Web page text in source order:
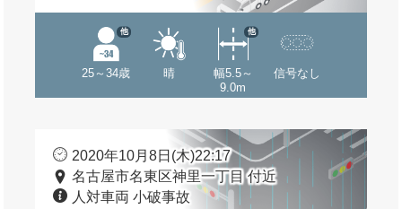
25～34歳
他
晴
幅5.5～
9.0m
他
信号なし
2020年10月8日(木)22:17
名古屋市名東区神里一丁目 付近
人対車両 小破事故